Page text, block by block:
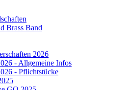
Brass Band
2026
- Allgemeine Infos
- Pflichtstücke